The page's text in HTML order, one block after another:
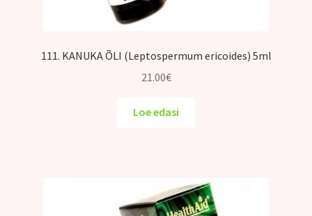
111. KANUKA ÕLI (Leptospermum ericoides) 5ml
21.00€
Loe edasi